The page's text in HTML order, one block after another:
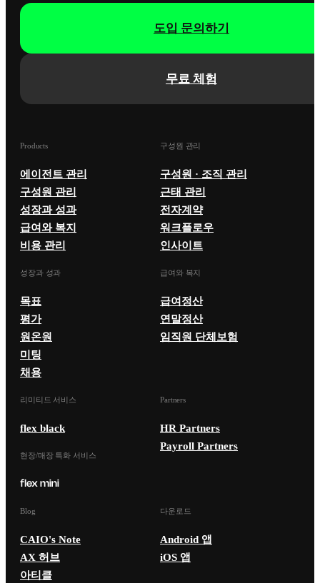
무료 체험
도입 문의하기
Products
에이전트 관리
구성원 관리
성장과 성과
급여와 복지
비용 관리
구성원 관리
구성원 · 조직 관리
근태 관리
전자계약
워크플로우
인사이트
성장과 성과
목표
평가
원온원
미팅
채용
급여와 복지
급여정산
연말정산
임직원 단체보험
리미티드 서비스
flex black
현장/매장 특화 서비스
Partners
HR Partners
Payroll Partners
Blog
CAIO's Note
AX 허브
아티클
다운로드
Android 앱
iOS 앱